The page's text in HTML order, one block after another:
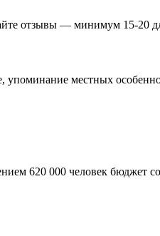
отзывы — минимум 15-20
упоминание местных
620 000 человек бюджет